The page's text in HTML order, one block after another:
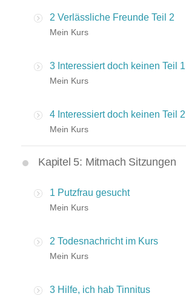
2 Verlässliche Freunde Teil 2
Mein Kurs
3 Interessiert doch keinen Teil 1
Mein Kurs
4 Interessiert doch keinen Teil 2
Mein Kurs
Kapitel 5: Mitmach Sitzungen
1 Putzfrau gesucht
Mein Kurs
2 Todesnachricht im Kurs
Mein Kurs
3 Hilfe, ich hab Tinnitus